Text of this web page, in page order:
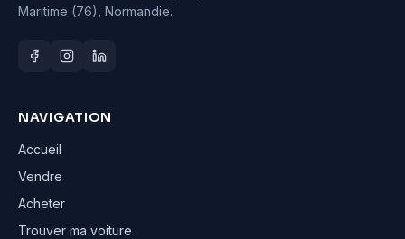
Maritime (76), Normandie.
NAVIGATION
Accueil
Vendre
Acheter
Trouver ma voiture